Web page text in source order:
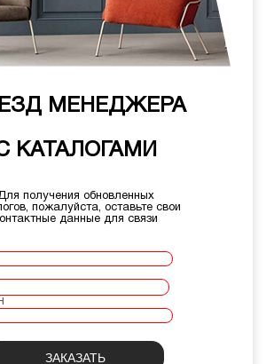
МЕНЕДЖЕРА
КАТАЛОГАМИ
получения обновленных
пожалуйста, оставьте свои
данные для связи